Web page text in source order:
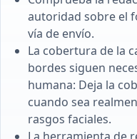
autoridad sobre el
vía de envío.
La cobertura de la
bordes siguen
humana: Deja la
cuando sea
rasgos faciales.